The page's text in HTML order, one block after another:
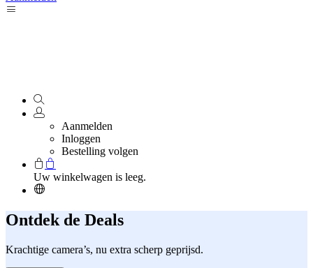
Aanmelden
Inloggen
Bestelling volgen
Uw winkelwagen is leeg.
Ontdek de Deals
Krachtige camera’s, nu extra scherp geprijsd.